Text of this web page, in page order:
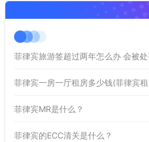
菲律宾旅游签超过两年怎么办 会被
菲律宾一房一厅租房多少钱(菲律宾
菲律宾MR是什么？
菲律宾的ECC清关是什么？